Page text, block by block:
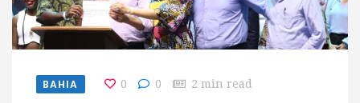
BAHIA 0 0 2 min read